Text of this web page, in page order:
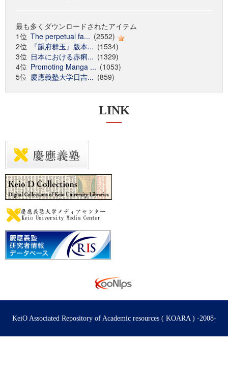
最も多くダウンロードされたアイテム
1位 The perpetual fa... (2552)
2位
『韻府群玉』版本... (1534)
3位 日本における赤痢... (1329)
4位 Promoting Manga ... (1053)
5位 慶應義塾大学日吉... (859)
LINK
KeiO Associated Repository of Academic resources ( KOARA ) -2008-